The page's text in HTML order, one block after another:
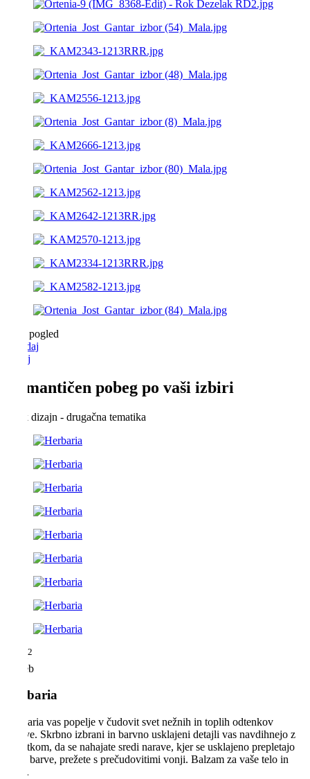
360° pogled
Spredaj
Zadaj
Romantičen pobeg po vaši izbiri
Enak dizajn - drugačna tematika
2
2 oseb
Herbaria
Herbaria vas popelje v čudovit svet nežnih in toplih odtenkov
narave. Skrbno izbrani in barvno usklajeni detajli vas navdihnejo z
občutkom, da se nahajate sredi narave, kjer se usklajeno prepletajo
tople barve, prežete s prečudovitimi vonji. Balzam za vaše telo in
dušo.